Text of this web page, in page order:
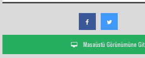
Masaüstü Görünümüne Git